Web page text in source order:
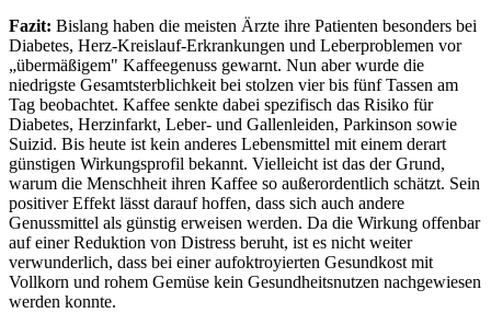
Fazit: Bislang haben die meisten Ärzte ihre Patienten besonders bei
Diabetes, Herz-Kreislauf-Erkrankungen und Leberproblemen vor
„übermäßigem" Kaffeegenuss gewarnt. Nun aber wurde die
niedrigste Gesamtsterblichkeit bei stolzen vier bis fünf Tassen am
Tag beobachtet. Kaffee senkte dabei spezifisch das Risiko für
Diabetes, Herzinfarkt, Leber- und Gallenleiden, Parkinson sowie
Suizid. Bis heute ist kein anderes Lebensmittel mit einem derart
günstigen Wirkungsprofil bekannt. Vielleicht ist das der Grund,
warum die Menschheit ihren Kaffee so außerordentlich schätzt. Sein
positiver Effekt lässt darauf hoffen, dass sich auch andere
Genussmittel als günstig erweisen werden. Da die Wirkung offenbar
auf einer Reduktion von Distress beruht, ist es nicht weiter
verwunderlich, dass bei einer aufoktroyierten Gesundkost mit
Vollkorn und rohem Gemüse kein Gesundheitsnutzen nachgewiesen
werden konnte.